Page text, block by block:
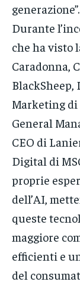
generazione”.
Durante
che ha visto
Caradonna,
Marketing di
General
CEO di
Digital di
proprie
dell’AI,
queste
maggiore
efficienti e
del